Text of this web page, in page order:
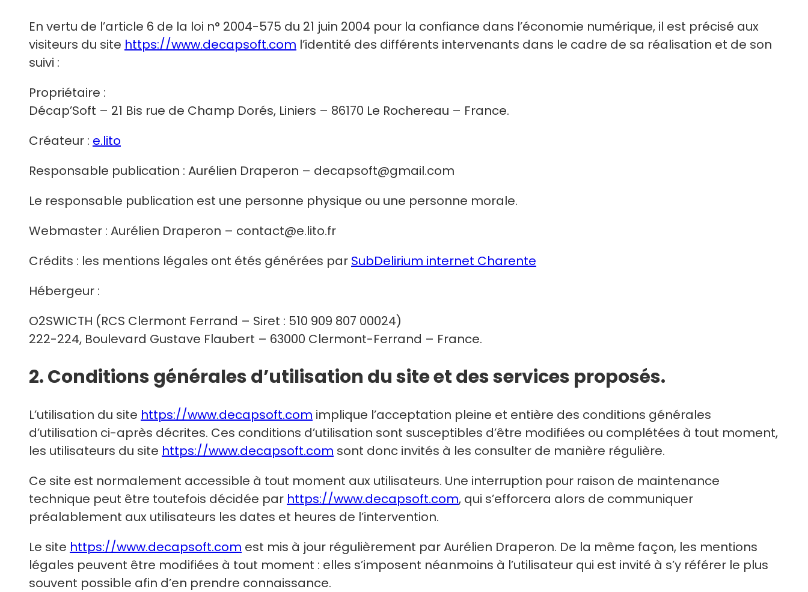
En vertu de l’article 6 de la loi n° 2004-575 du 21 juin 2004 pour la confiance dans l’économie numérique, il est précisé aux
visiteurs du site https://www.decapsoft.com l’identité des différents intervenants dans le cadre de sa réalisation et de son
suivi :
Propriétaire :
Décap’Soft – 21 Bis rue de Champ Dorés, Liniers – 86170 Le Rochereau – France.
Créateur : e.lito
Responsable publication : Aurélien Draperon – decapsoft@gmail.com
Le responsable publication est une personne physique ou une personne morale.
Webmaster : Aurélien Draperon – contact@e.lito.fr
Crédits : les mentions légales ont étés générées par SubDelirium internet Charente
Hébergeur :
O2SWICTH (RCS Clermont Ferrand – Siret : 510 909 807 00024)
222-224, Boulevard Gustave Flaubert – 63000 Clermont-Ferrand – France.
2. Conditions générales d’utilisation du site et des services proposés.
L’utilisation du site https://www.decapsoft.com implique l’acceptation pleine et entière des conditions générales
d’utilisation ci-après décrites. Ces conditions d’utilisation sont susceptibles d’être modifiées ou complétées à tout moment,
les utilisateurs du site https://www.decapsoft.com sont donc invités à les consulter de manière régulière.
Ce site est normalement accessible à tout moment aux utilisateurs. Une interruption pour raison de maintenance
technique peut être toutefois décidée par https://www.decapsoft.com, qui s’efforcera alors de communiquer
préalablement aux utilisateurs les dates et heures de l’intervention.
Le site https://www.decapsoft.com est mis à jour régulièrement par Aurélien Draperon. De la même façon, les mentions
légales peuvent être modifiées à tout moment : elles s’imposent néanmoins à l’utilisateur qui est invité à s’y référer le plus
souvent possible afin d’en prendre connaissance.